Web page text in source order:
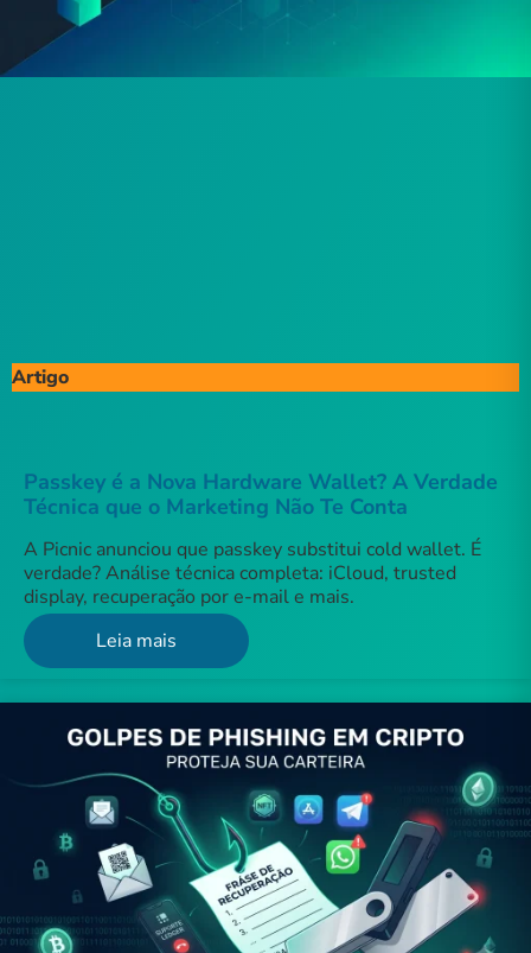
Artigo
Passkey é a Nova Hardware Wallet? A Verdade
Técnica que o Marketing Não Te Conta
A Picnic anunciou que passkey substitui cold wallet. É
verdade? Análise técnica completa: iCloud, trusted
display, recuperação por e-mail e mais.
Leia mais